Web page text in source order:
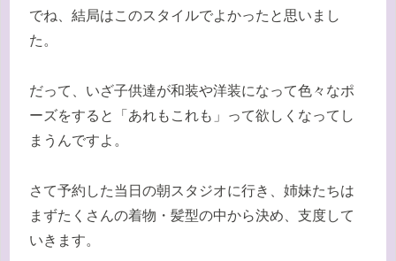
でね、結局はこのスタイルでよかったと思いまし
た。
だって、いざ子供達が和装や洋装になって色々なポ
ーズをすると「あれもこれも」って欲しくなってし
まうんですよ。
さて予約した当日の朝スタジオに行き、姉妹たちは
まずたくさんの着物・髪型の中から決め、支度して
いきます。